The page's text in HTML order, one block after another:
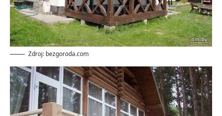
Zdroj: bezgoroda.com